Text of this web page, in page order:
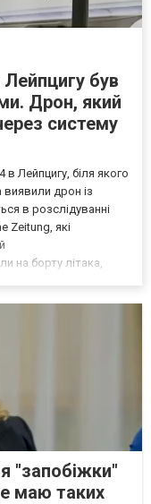
Лейпцигу був
Дрон, який
систему
Лейпцигу, біля якого
виявили дрон із
в розслідуванні
Zeitung, які
на борту літака,
"запобіжки"
маю таких